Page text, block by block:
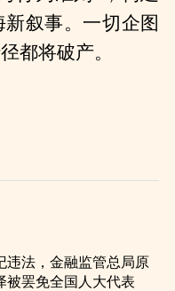
叙事。一切企图
都将破产。
违法，金融监管总局原
被罢免全国人大代表